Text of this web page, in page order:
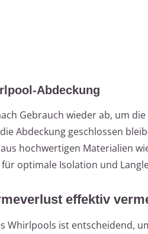
Abdeckung
Gebrauch wieder ab, um
Abdeckung geschlossen
hochwertigen Materialien
für optimale Isolation und
effektiv
Whirlpools ist entscheidend,